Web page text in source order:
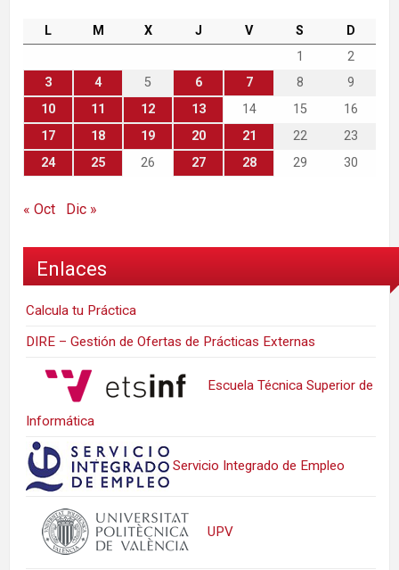
L M X J V S
D
1
2
3
4 5 6 7 8
9
10
11 12 13 14 15
16
17
18 19 20 21 22
23
24
25 26 27 28 29 30
« Oct Dic »
Enlaces
Calcula tu Práctica
DIRE – Gestión de Ofertas de Prácticas Externas
Escuela Técnica Superior de
Informática
Servicio Integrado de Empleo
UPV